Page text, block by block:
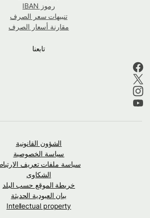
رموز IBAN
تنبيهات سعر الصرف
مقارنة أسعار الصرف
تابعنا
الشؤون القانونية
سياسة الخصوصية
سياسة ملفات تعريف الارتباط
الشكاوى
خريطة الموقع حسب البلد
بيان العبودية الحديثة
Intellectual property